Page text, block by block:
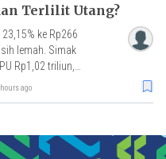
Terlilit Utang?
ke Rp266
lemah. Simak
Rp1,02 triliun,
ago